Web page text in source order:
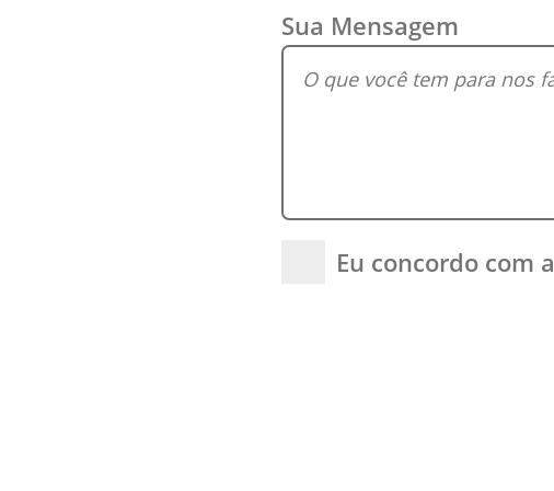
Sua Mensagem
Eu concordo com a